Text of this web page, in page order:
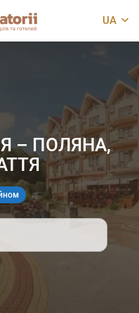
UA
– ПОЛЯНА,